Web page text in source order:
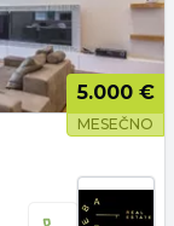
5.000 €
MESEČNO